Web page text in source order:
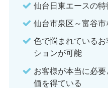
仙台日東エースの特
仙台市泉区～富谷
色で悩まれている
ションが可能
お客様が本当に必
価を得ている